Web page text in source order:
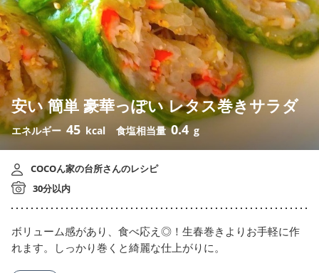
安い 簡単 豪華っぽい レタス巻きサラダ
エネルギー 45 kcal 食塩相当量0.4 g
COCOん家の台所さんのレシピ
30分以内
ボリューム感があり、食べ応え◎！生春巻きよりお手軽に作
れます。しっかり巻くと綺麗な仕上がりに。